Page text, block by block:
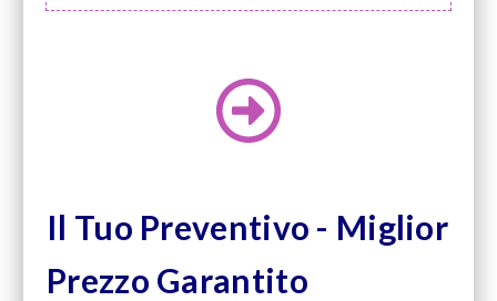
Il Tuo Preventivo - Miglior
Prezzo Garantito